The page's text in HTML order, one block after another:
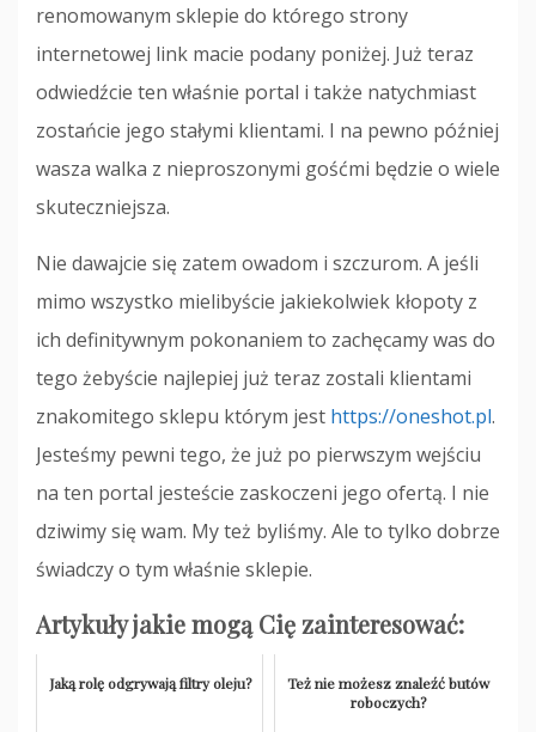
renomowanym sklepie do którego strony
internetowej link macie podany poniżej. Już teraz
odwiedźcie ten właśnie portal i także natychmiast
zostańcie jego stałymi klientami. I na pewno później
wasza walka z nieproszonymi gośćmi będzie o wiele
skuteczniejsza.
Nie dawajcie się zatem owadom i szczurom. A jeśli
mimo wszystko mielibyście jakiekolwiek kłopoty z
ich definitywnym pokonaniem to zachęcamy was do
tego żebyście najlepiej już teraz zostali klientami
znakomitego sklepu którym jest https://oneshot.pl.
Jesteśmy pewni tego, że już po pierwszym wejściu
na ten portal jesteście zaskoczeni jego ofertą. I nie
dziwimy się wam. My też byliśmy. Ale to tylko dobrze
świadczy o tym właśnie sklepie.
Artykuły jakie mogą Cię zainteresować:
Jaką rolę odgrywają filtry oleju?
Też nie możesz znaleźć butów
roboczych?